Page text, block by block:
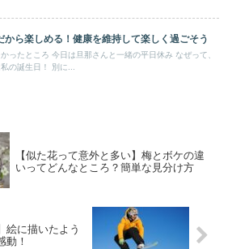
から楽しめる！健康を維持して楽しく過ごそう
ったところ 今日は旦那さんと一緒の平日休み なぜって、
の誕生日！ 別に...
【似た花って意外と多い】梅とボケの違
いってどんなところ？簡単な見分け方
絵に描いたよう
動！